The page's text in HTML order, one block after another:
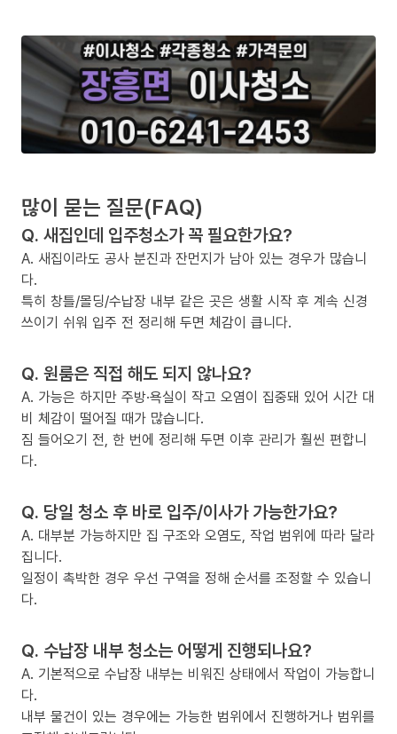
많이 묻는 질문(FAQ)
Q. 새집인데 입주청소가 꼭 필요한가요?
A. 새집이라도 공사 분진과 잔먼지가 남아 있는 경우가 많습니
다.
특히 창틀/몰딩/수납장 내부 같은 곳은 생활 시작 후 계속 신경
쓰이기 쉬워 입주 전 정리해 두면 체감이 큽니다.
Q. 원룸은 직접 해도 되지 않나요?
A. 가능은 하지만 주방·욕실이 작고 오염이 집중돼 있어 시간 대
비 체감이 떨어질 때가 많습니다.
짐 들어오기 전, 한 번에 정리해 두면 이후 관리가 훨씬 편합니
다.
Q. 당일 청소 후 바로 입주/이사가 가능한가요?
A. 대부분 가능하지만 집 구조와 오염도, 작업 범위에 따라 달라
집니다.
일정이 촉박한 경우 우선 구역을 정해 순서를 조정할 수 있습니
다.
Q. 수납장 내부 청소는 어떻게 진행되나요?
A. 기본적으로 수납장 내부는 비워진 상태에서 작업이 가능합니
다.
내부 물건이 있는 경우에는 가능한 범위에서 진행하거나 범위를